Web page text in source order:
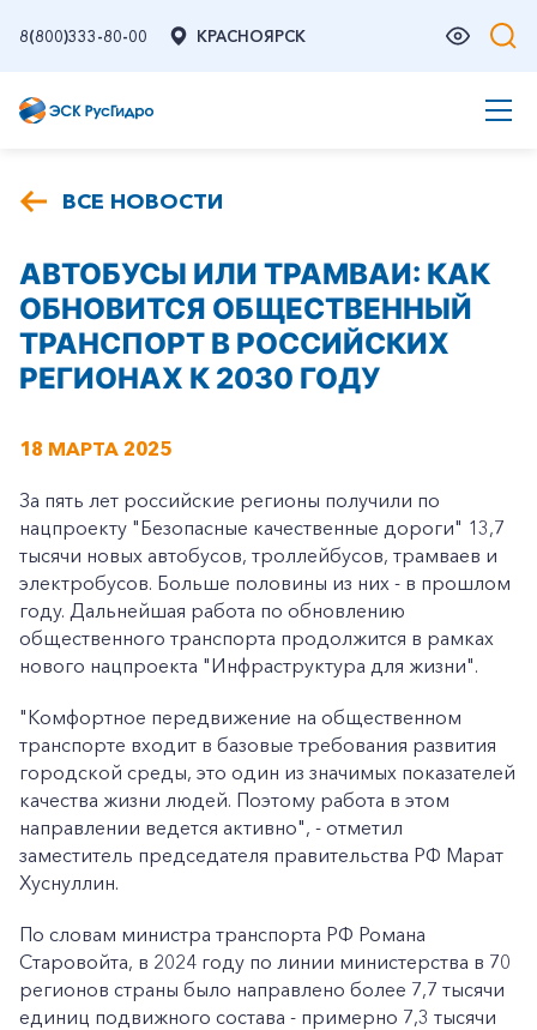
8(800)333-80-00 КРАСНОЯРСК
ВСЕ НОВОСТИ
АВТОБУСЫ ИЛИ ТРАМВАИ: КАК
ОБНОВИТСЯ ОБЩЕСТВЕННЫЙ
ТРАНСПОРТ В РОССИЙСКИХ
РЕГИОНАХ К 2030 ГОДУ
18 МАРТА 2025
За пять лет российские регионы получили по
нацпроекту "Безопасные качественные дороги" 13,7
тысячи новых автобусов, троллейбусов, трамваев и
электробусов. Больше половины из них - в прошлом
году. Дальнейшая работа по обновлению
общественного транспорта продолжится в рамках
нового нацпроекта "Инфраструктура для жизни".
"Комфортное передвижение на общественном
транспорте входит в базовые требования развития
городской среды, это один из значимых показателей
качества жизни людей. Поэтому работа в этом
направлении ведется активно", - отметил
заместитель председателя правительства РФ Марат
Хуснуллин.
По словам министра транспорта РФ Романа
Старовойта, в 2024 году по линии министерства в 70
регионов страны было направлено более 7,7 тысячи
единиц подвижного состава - примерно 7,3 тысячи